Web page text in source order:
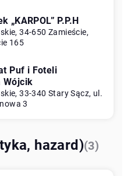
„KARPOL” P.P.H
34-650 Zamieście,
165
Puf i Foteli
Wójcik
33-340 Stary Sącz, ul.
3
hazard)(3)